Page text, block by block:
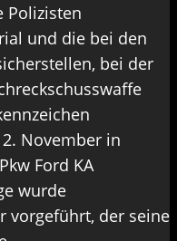
Polizisten
und die bei den
bei der
November in
Ford KA
wurde
vorgeführt, der seine